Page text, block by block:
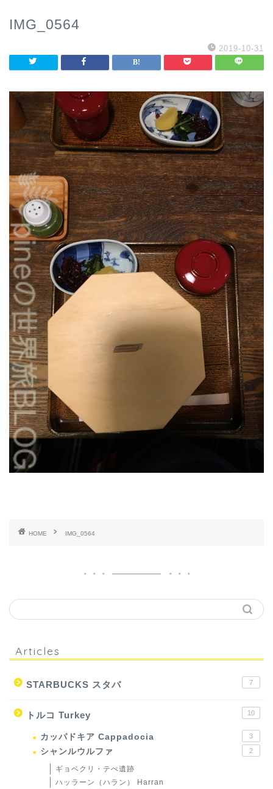
IMG_0564
2019-10-31
HOME IMG_0564
Articles
STARBUCKS スタバ 7
トルコ Turkey 10
カッパドキア Cappadocia 3
シャンルウルファ 2
ギョベクリ・テぺ遺跡
ハッラーン（ハラン） Harran